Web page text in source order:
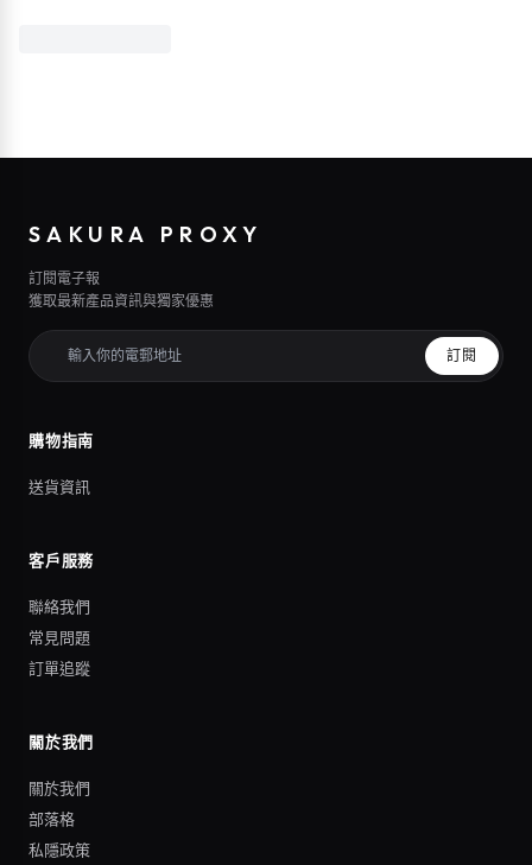
SAKURA PROXY
訂閱電子報
獲取最新產品資訊與獨家優惠
訂閱
購物指南
送貨資訊
客戶服務
聯絡我們
常見問題
訂單追蹤
關於我們
關於我們
部落格
私隱政策